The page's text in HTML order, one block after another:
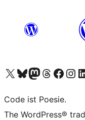
Unser X-Konto (früher Twitter) besuchen
Unser Bluesky-Konto besuchen
Unser Mastodon-Konto besuchen
Unser Threads-Konto
UnsereUnser
Code ist Poesie.
The WordPress®